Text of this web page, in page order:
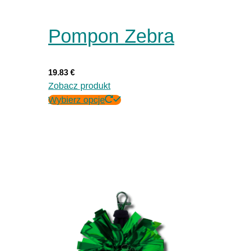
Pompon Zebra
19.83 €
Zobacz produkt
Wybierz opcje
Ten
na
stronie
produktu